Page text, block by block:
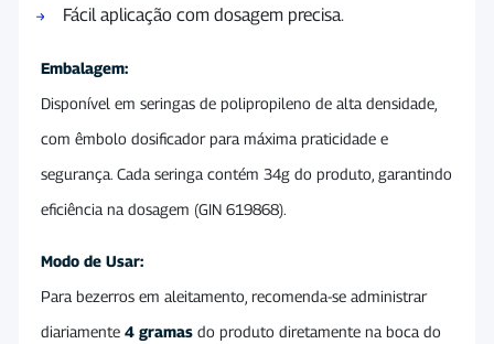
Fácil aplicação com dosagem precisa.
Embalagem:
Disponível em seringas de polipropileno de alta densidade,
com êmbolo dosificador para máxima praticidade e
segurança. Cada seringa contém 34g do produto, garantindo
eficiência na dosagem (GIN 619868).
Modo de Usar:
Para bezerros em aleitamento, recomenda-se administrar
diariamente 4 gramas do produto diretamente na boca do